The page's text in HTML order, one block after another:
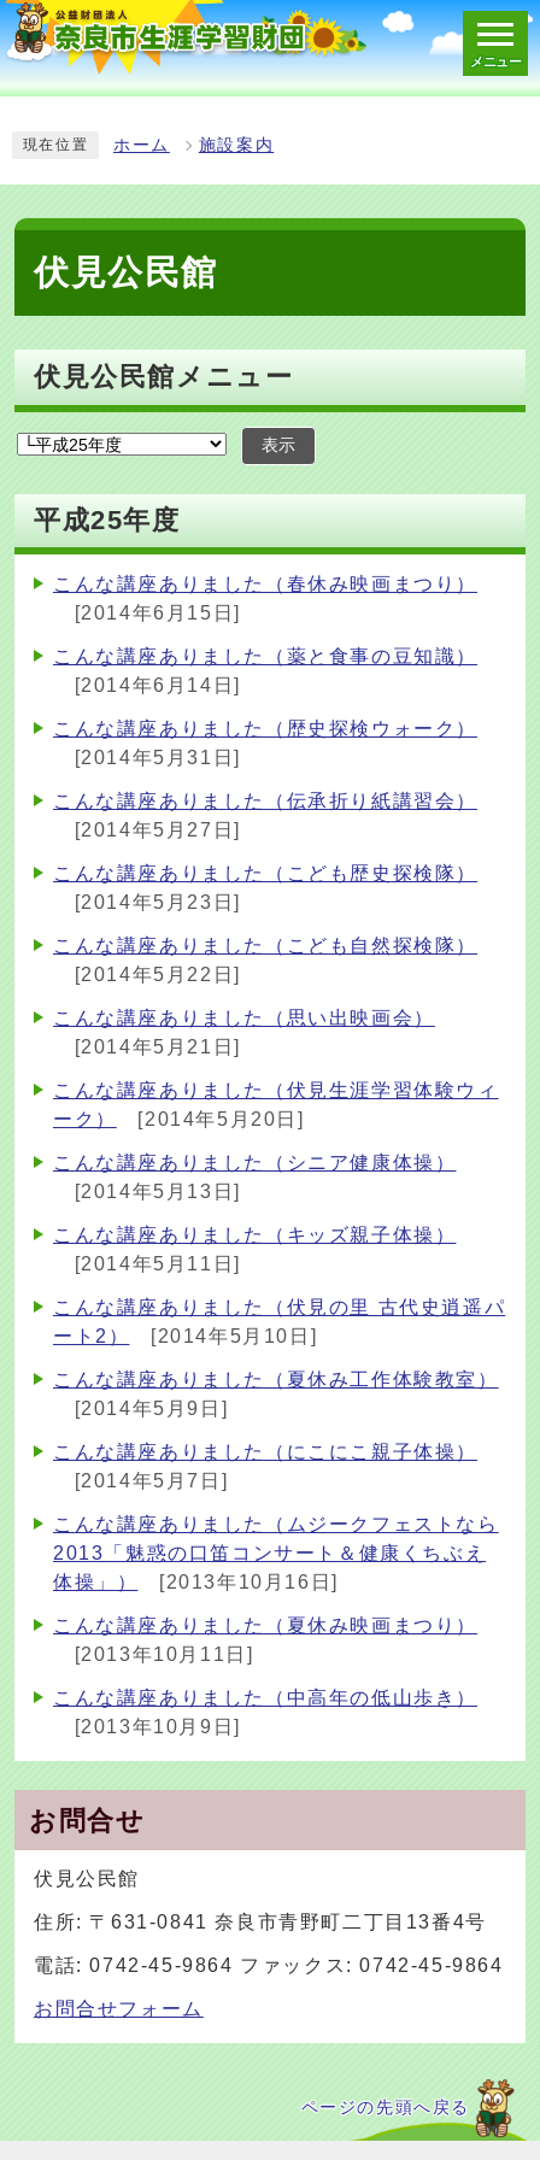
メニュー
現在位置 ホーム 施設案内
伏見公民館
伏見公民館メニュー
表示
平成25年度
こんな講座ありました（春休み映画まつり）
[2014年6月15日]
こんな講座ありました（薬と食事の豆知識）
[2014年6月14日]
こんな講座ありました（歴史探検ウォーク）
[2014年5月31日]
こんな講座ありました（伝承折り紙講習会）
[2014年5月27日]
こんな講座ありました（こども歴史探検隊）
[2014年5月23日]
こんな講座ありました（こども自然探検隊）
[2014年5月22日]
こんな講座ありました（思い出映画会）
[2014年5月21日]
こんな講座ありました（伏見生涯学習体験ウィ
ーク）
[2014年5月20日]
こんな講座ありました（シニア健康体操）
[2014年5月13日]
こんな講座ありました（キッズ親子体操）
[2014年5月11日]
こんな講座ありました（伏見の里 古代史逍遥パ
ート2）
[2014年5月10日]
こんな講座ありました（夏休み工作体験教室）
[2014年5月9日]
こんな講座ありました（にこにこ親子体操）
[2014年5月7日]
こんな講座ありました（ムジークフェストなら
2013「魅惑の口笛コンサート＆健康くちぶえ
体操」）
[2013年10月16日]
こんな講座ありました（夏休み映画まつり）
[2013年10月11日]
こんな講座ありました（中高年の低山歩き）
[2013年10月9日]
お問合せ
伏見公民館
住所: 〒631-0841 奈良市青野町二丁目13番4号
電話: 0742-45-9864 ファックス: 0742-45-9864
お問合せフォーム
ページの先頭へ戻る